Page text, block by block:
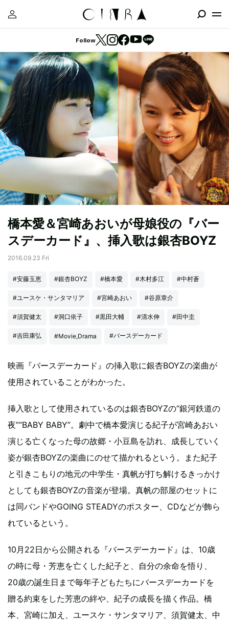
Follow
橋本愛＆宮崎あおいが母娘役の『バー
スデーカード』、挿入歌は銀杏BOYZ
2016.09.23 Fri
#安藤玉恵 #銀杏BOYZ #橋本愛 #木村多江 #中村蒼
#ユースケ・サンタマリア #宮崎あおい #谷原章介
#須賀健太 #洞口依子 #黒田大輔 #清水伸 #田中圭
#吉田康弘 #Movie,Drama #バースデーカード
映画『バースデーカード』の挿入歌に銀杏BOYZの楽曲が
使用されていることがわかった。
挿入歌として使用されているのは銀杏BOYZの“銀河鉄道の
夜”“BABY BABY”。劇中で橋本愛演じる紀子が宮崎あおい
演じる亡くなった母の故郷・小豆島を訪れ、成長していく
姿が銀杏BOYZの楽曲にのせて描かれるという。また紀子
と引きこもりの地元の中学生・真帆が打ち解けるきっかけ
としても銀杏BOYZの音楽が登場。真帆の部屋のセットに
は同バンドやGOING STEADYのポスター、CDなどが飾ら
れているという。
10月22日から公開される『バースデーカード』は、10歳
の時に母・芳恵を亡くした紀子と、自分の余命を悟り、
20歳の誕生日まで毎年子どもたちにバースデーカードを
贈る約束をした芳恵の絆や、紀子の成長を描く作品。橋
本、宮崎に加え、ユースケ・サンタマリア、須賀健太、中